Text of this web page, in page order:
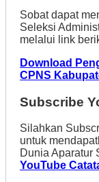
Sobat dapat
Seleksi
melalui link
Download
CPNS
Subscribe
Silahkan
untuk
Dunia Aparatur
YouTube